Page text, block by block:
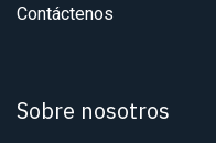
Contáctenos
Sobre nosotros